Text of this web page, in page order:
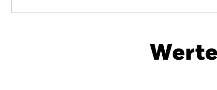
Wertentwicklung